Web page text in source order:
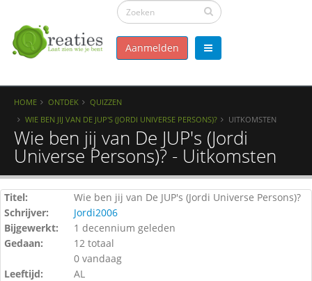
Aanmelden
HOME ONTDEK
QUIZZEN
WIE BEN JIJ VAN DE JUP'S (JORDI UNIVERSE PERSONS)?
UITKOMSTEN
Wie ben jij van De JUP's (Jordi
Universe Persons)? - Uitkomsten
Titel:
Wie ben jij van De JUP's (Jordi Universe Persons)?
Schrijver:
Jordi2006
Bijgewerkt:
1 decennium geleden
Gedaan:
12 totaal
0 vandaag
Leeftijd:
AL